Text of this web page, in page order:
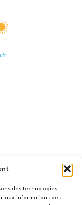
des technologies
aux informations des